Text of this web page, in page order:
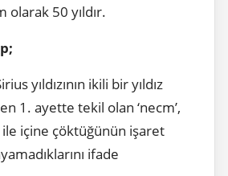
olarak 50 yıldır.
yıldızının ikili bir yıldız
1. ayette tekil olan ‘necm’,
ile içine çöktüğünün işaret
ifade